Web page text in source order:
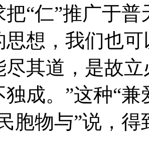
把“仁”推广于
思想，我们也
尽其道，是故
独成。”这种“
胞物与”说，